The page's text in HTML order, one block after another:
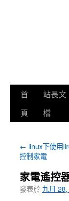
首
頁
站長文
檔
← linux下使用
控制家電
家電遙控
發表於 九月